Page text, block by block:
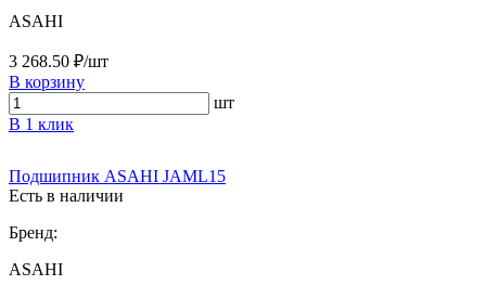
ASAHI
3 268.50 ₽/шт
В корзину
шт
В 1 клик
Подшипник ASAHI JAML15
Есть в наличии
Бренд:
ASAHI